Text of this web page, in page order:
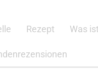
Rezept Was